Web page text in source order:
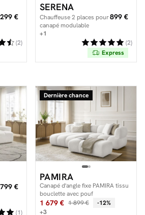
€
(2)
SERENA
Chauffeuse 2 places pour
canapé modulable
SERENA tissu chiné
899 €
+1
(2)
Express
€
(1)
Dernière chance
PAMIRA
Canapé d'angle fixe PAMIRA tissu
bouclette avec pouf
1 679 € 1 899 €
-12%
+3